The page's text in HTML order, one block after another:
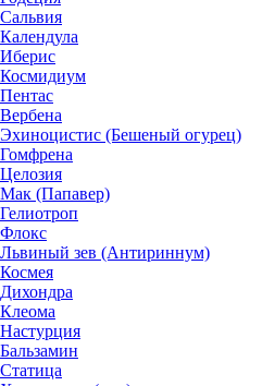
Сальвия
Календула
Иберис
Космидиум
Пентас
Вербена
Эхиноцистис (Бешеный огурец)
Гомфрена
Целозия
Мак (Папавер)
Гелиотроп
Флокс
Львиный зев (Антириннум)
Космея
Дихондра
Клеома
Настурция
Бальзамин
Статица